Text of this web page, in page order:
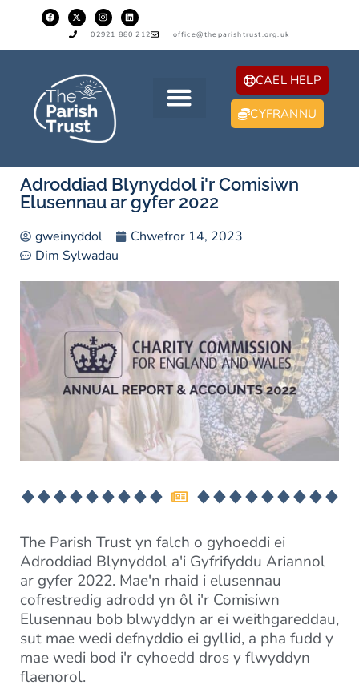
02921 880 212 office@theparishtrust.org.uk
CAEL HELP
CYFRANNU
Adroddiad Blynyddol i'r Comisiwn
Elusennau ar gyfer 2022
gweinyddol
Chwefror 14, 2023
Dim Sylwadau
The Parish Trust yn falch o gyhoeddi ei
Adroddiad Blynyddol a'i Gyfrifyddu Ariannol
ar gyfer 2022. Mae'n rhaid i elusennau
cofrestredig adrodd yn ôl i'r Comisiwn
Elusennau bob blwyddyn ar ei weithgareddau,
sut mae wedi defnyddio ei gyllid, a pha fudd y
mae wedi bod i'r cyhoedd dros y flwyddyn
flaenorol.